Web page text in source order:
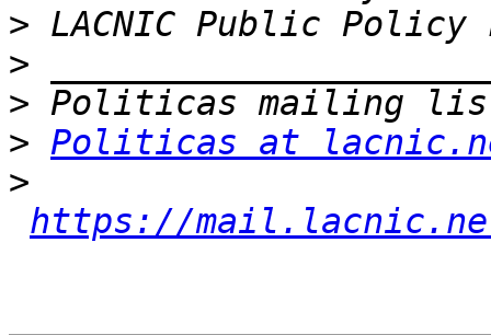
>
>
>
> Politicas at
>
https://